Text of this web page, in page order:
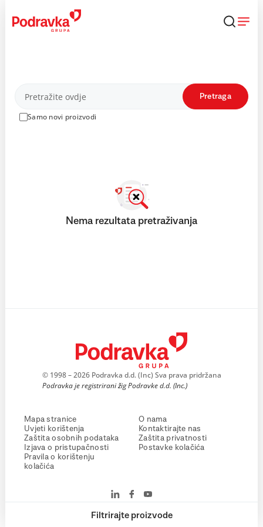
content
Proizvodi
Samo novi proizvodi
Pretraga
Filtrirajte proizvode
Nema rezultata pretraživanja
© 1998 – 2026 Podravka d.d. (Inc) Sva prava pridržana
Podravka je registrirani žig Podravke d.d. (Inc.)
Mapa stranice
Uvjeti korištenja
Zaštita osobnih podataka
Izjava o pristupačnosti
Pravila o korištenju
kolačića
O nama
Kontaktirajte nas
Zaštita privatnosti
Postavke kolačića